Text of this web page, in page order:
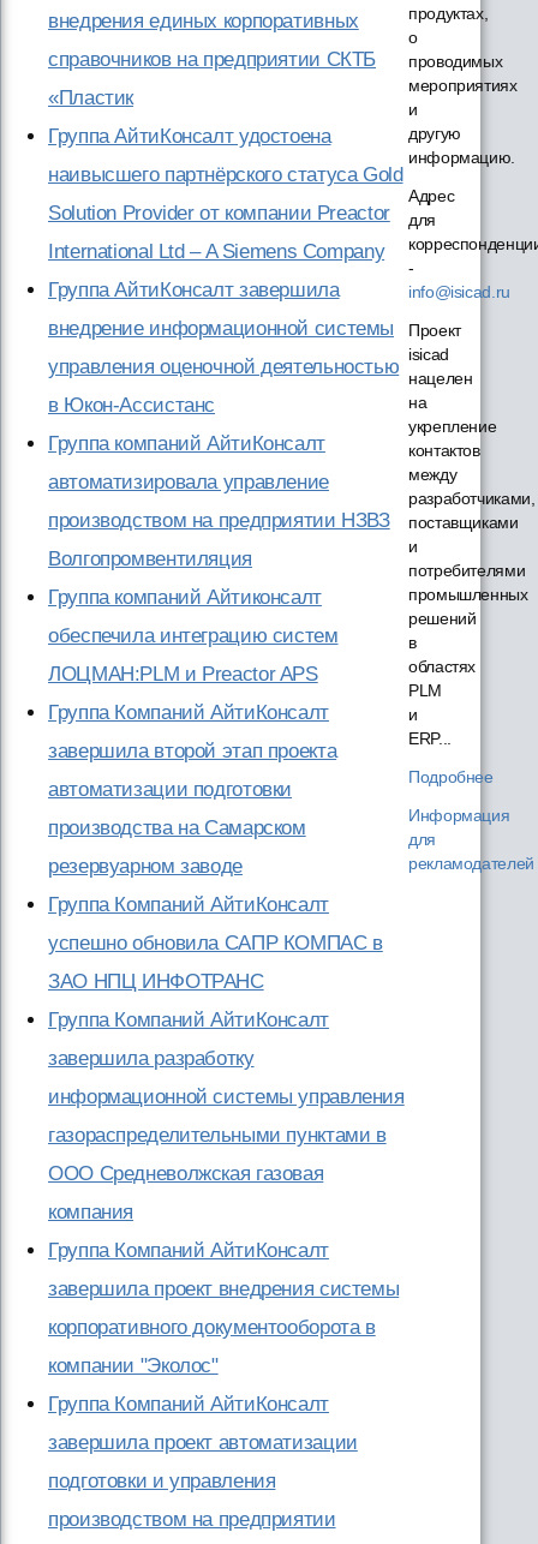
внедрения единых корпоративных
справочников на предприятии СКТБ
«Пластик
Группа АйтиКонсалт удостоена
наивысшего партнёрского статуса Gold
Solution Provider от компании Preactor
International Ltd – A Siemens Company
Группа АйтиКонсалт завершила
внедрение информационной системы
управления оценочной деятельностью
в Юкон-Ассистанс
Группа компаний АйтиКонсалт
автоматизировала управление
производством на предприятии НЗВЗ
Волгопромвентиляция
Группа компаний Айтиконсалт
обеспечила интеграцию систем
ЛОЦМАН:PLM и Preactor APS
Группа Компаний АйтиКонсалт
завершила второй этап проекта
автоматизации подготовки
производства на Самарском
резервуарном заводе
Группа Компаний АйтиКонсалт
успешно обновила САПР КОМПАС в
ЗАО НПЦ ИНФОТРАНС
Группа Компаний АйтиКонсалт
завершила разработку
информационной системы управления
газораспределительными пунктами в
ООО Средневолжская газовая
компания
Группа Компаний АйтиКонсалт
завершила проект внедрения системы
корпоративного документооборота в
компании "Эколос"
Группа Компаний АйтиКонсалт
завершила проект автоматизации
подготовки и управления
производством на предприятии
продуктах,
о
проводимых
мероприятиях
и
другую
информацию.
Адрес
для
-
info@isicad.ru
Проект
isicad
нацелен
на
укрепление
контактов
между
разработчиками,
поставщиками
и
потребителями
промышленных
решений
в
областях
PLM
и
ERP...
Подробнее
Информация
для
рекламодателей